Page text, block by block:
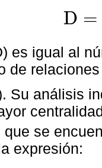
D =
D=2 nn-1
es igual al
de
Su análisis
se
expresión: